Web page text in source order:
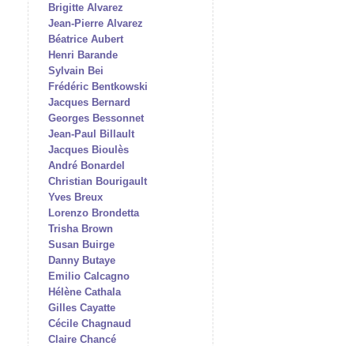
Brigitte Alvarez
Jean-Pierre Alvarez
Béatrice Aubert
Henri Barande
Sylvain Bei
Frédéric Bentkowski
Jacques Bernard
Georges Bessonnet
Jean-Paul Billault
Jacques Bioulès
André Bonardel
Christian Bourigault
Yves Breux
Lorenzo Brondetta
Trisha Brown
Susan Buirge
Danny Butaye
Emilio Calcagno
Hélène Cathala
Gilles Cayatte
Cécile Chagnaud
Claire Chancé